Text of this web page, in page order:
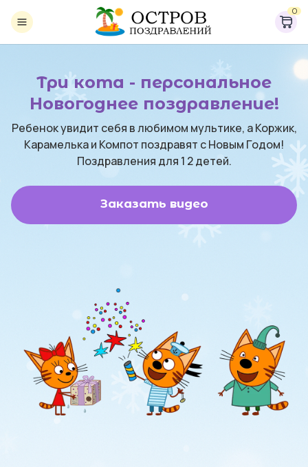
0
Три кота - персональное
Новогоднее поздравление!
Ребенок увидит себя в любимом мультике, а Коржик,
Карамелька и Компот поздравят с Новым Годом!
Поздравления для 1 2 детей.
Заказать видео